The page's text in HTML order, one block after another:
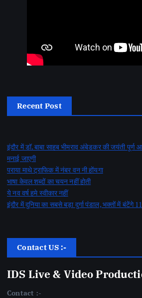
Recent Post
इंदौर में डॉ. बाबा साहब भीमराव अंबेडकर की जयंती
मनाई जाएगी
पराया माथे ट्राफिक में नंबर वन नी होंयगा
भाषा केवल शब्दों का चयन नहीं होती
ये नव वर्ष हमे स्वीकार नहीं
इंदौर में दुनिया का सबसे बड़ा दुर्गा पंडाल, भक्तों में बंटेंगे
Contact US :-
IDS Live & Video
Contact :-